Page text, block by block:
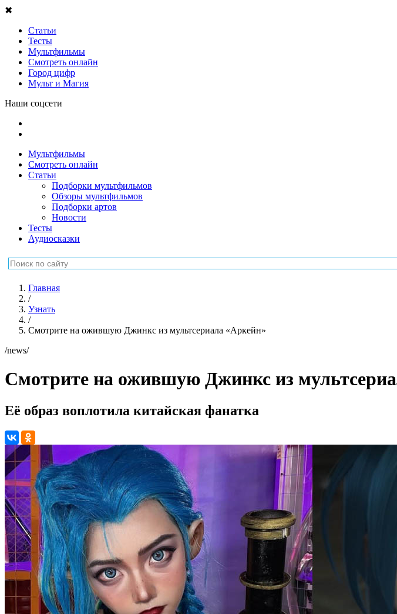
✖
Статьи
Тесты
Мультфильмы
Смотреть онлайн
Город цифр
Мульт и Магия
Наши соцсети
Мультфильмы
Смотреть онлайн
Статьи
Подборки мультфильмов
Обзоры мультфильмов
Подборки артов
Новости
Тесты
Аудиосказки
Главная
/
Узнать
/
Смотрите на ожившую Джинкс из мультсериала «Аркейн»
/news/
Смотрите на ожившую Джинкс из
Её образ воплотила китайская фанатка